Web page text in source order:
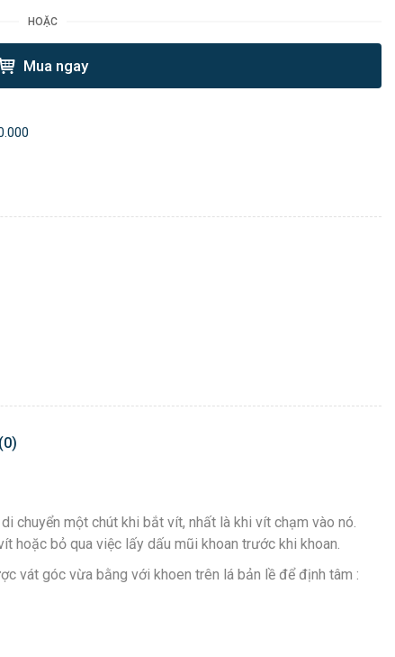
HOẶC
Mua ngay
chuyển một chút khi bắt vít, nhất là khi vít chạm vào nó.
hoặc bỏ qua việc lấy dấu mũi khoan trước khi khoan.
vát góc vừa bằng với khoen trên lá bản lề để định tâm :